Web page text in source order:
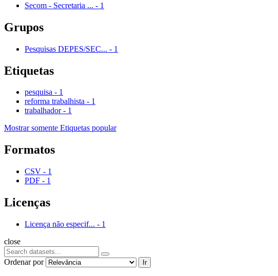
Secom - Secretaria ... - 1
Grupos
Pesquisas DEPES/SEC... - 1
Etiquetas
pesquisa - 1
reforma trabalhista - 1
trabalhador - 1
Mostrar somente Etiquetas popular
Formatos
CSV - 1
PDF - 1
Licenças
Licença não especif... - 1
close
Ordenar por Ir